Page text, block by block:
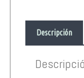
Descripción